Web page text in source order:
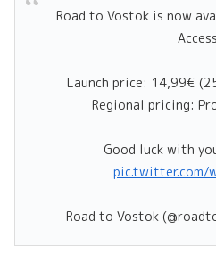
Road to Vostok is now
Launch price: 14,99€
Regional pricing:
Good luck with
pic.twitter.com/
— Road to Vostok